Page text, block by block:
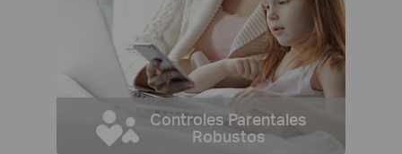
Controles Parentales
Robustos